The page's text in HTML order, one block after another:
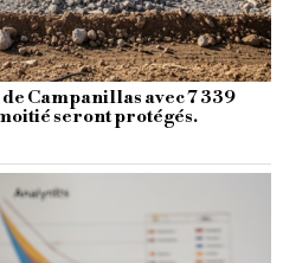
Campanillas avec 7 339
seront protégés.